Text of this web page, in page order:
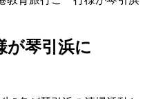
が琴引浜に